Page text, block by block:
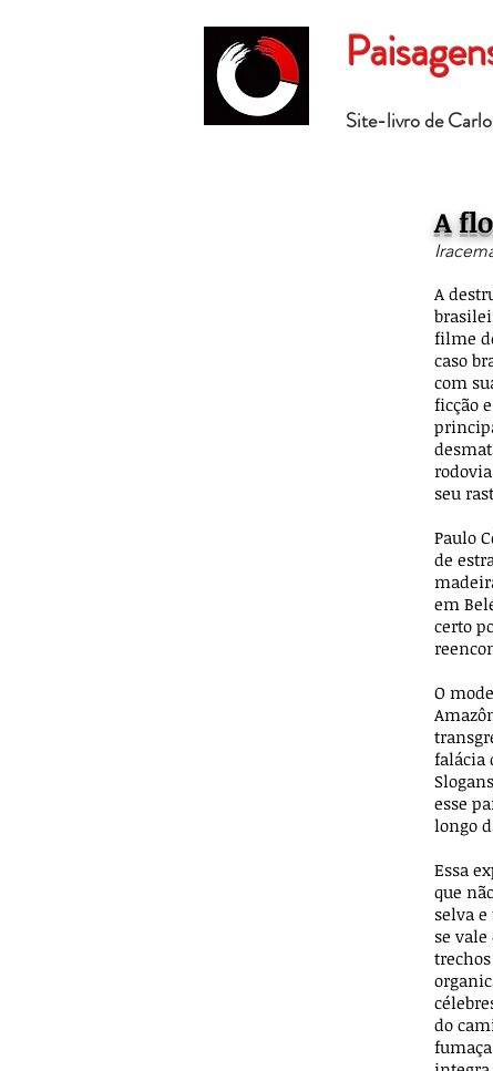
Site-livro de
A
A
filme
caso
com
ficção
seu
Paulo
de
em
certo
O
falácia
esse
longo
Essa
que
selva
se
do